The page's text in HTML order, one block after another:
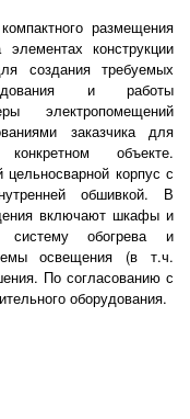
размещения
конструкции
создания требуемых
и работы
электропомещений
заказчика для
объекте.
корпус с
обшивкой. В
включают шкафы и
обогрева и
освещения (в т.ч.
По согласованию с
оборудования.